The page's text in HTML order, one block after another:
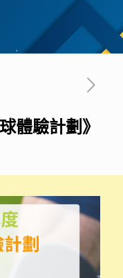
體驗計劃》